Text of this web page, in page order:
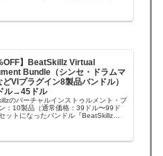
ル復活しています。BeatSkillzのセール
】BeatSkillz Virtual
Bundle（シンセ・ドラムマ
どVIプラグイン8製品バンドル）
ル→45ドル
のバーチャルインストゥルメント・プ
：10製品（通常価格：39ドル〜99ド
ットになったバンドル『BeatSkillz
ています。セール復活中です。2021年